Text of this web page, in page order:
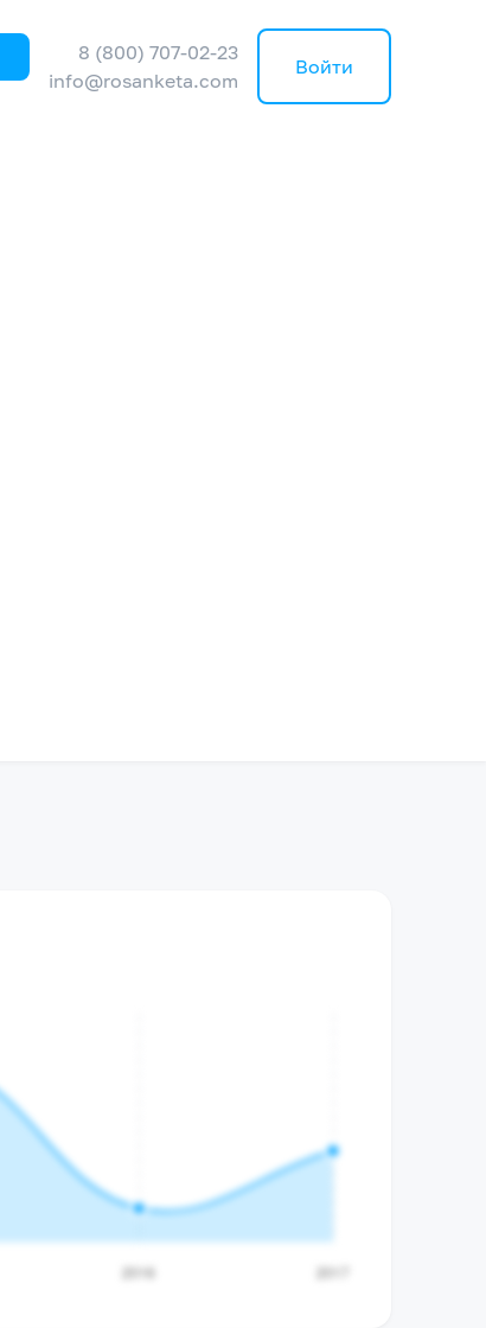
8 (800) 707-02-23
info@rosanketa.com
Войти